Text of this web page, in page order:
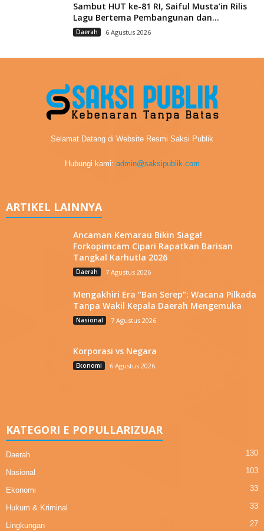
Sambut HUT ke-81 RI, Saiful Musta’in Rilis
Lagu Bertema Pembangunan dan...
Daerah 6 Agustus 2026
Selamat Datang di Website Resmi Saksi Publik
Hubungi kami: admin@saksipublik.com
ARTIKEL LAINNYA
Ancaman Kemarau Bikin Siaga!
Forkopimcam Cipari Rapatkan Barisan
Tangkal Karhutla 2026
Daerah 7 Agustus 2026
Mengakhiri Era “Ban Serep”: Wacana Pilkada
Tanpa Wakil Kepala Daerah Mengemuka
Nasional 7 Agustus 2026
Korporasi vs Negara
Ekonomi 6 Agustus 2026
KATEGORI E POPULLARIZUAR
Daerah 130
Nasional 103
Ekonomi 33
Hukum & Kriminal 33
Lingkungan 27